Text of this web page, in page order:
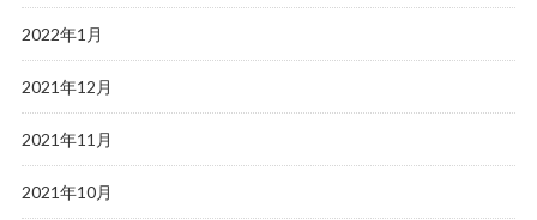
2022年1月
2021年12月
2021年11月
2021年10月